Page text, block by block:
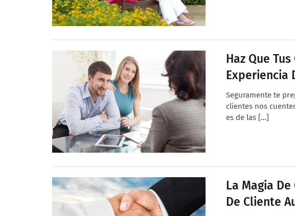
Haz Que
Experiencia
Seguramente te
clientes nos
es de las […]
La Magia
De Cliente